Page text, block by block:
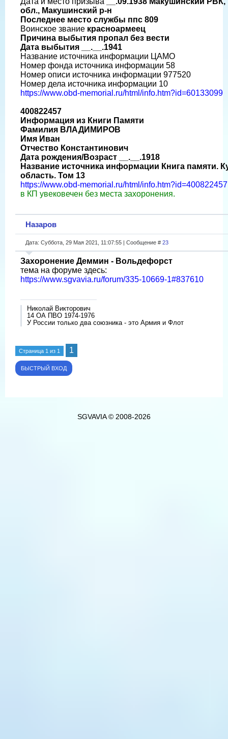
обл., Макушинский р-н
Последнее место службы ппс 809
Воинское звание красноармеец
Причина выбытия пропал без вести
Дата выбытия __.__.1941
Название источника информации ЦАМО
Номер фонда источника информации 58
Номер описи источника информации 977520
Номер дела источника информации 10
https://www.obd-memorial.ru/html/info.htm?id=60133099
400822457
Информация из Книги Памяти
Фамилия ВЛАДИМИРОВ
Имя Иван
Отчество Константинович
Дата рождения/Возраст __.__.1918
Название источника информации Книга памяти.
область. Том 13
https://www.obd-memorial.ru/html/info.htm?id=400822457
в КП увековечен без места захоронения.
Назаров
Дата: Суббота, 29 Мая 2021, 11:07:55 | Сообщение # 23
Захоронение Деммин - Вольдефорст
тема на форуме здесь:
https://www.sgvavia.ru/forum/335-10669-1#837610
Николай Викторович
14 ОА ПВО 1974-1976
У России только два союзника - это Армия и Флот
Страница 1 из 1 1
SGVAVIA © 2008-2026